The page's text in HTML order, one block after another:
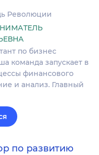
Революции
по бизнес
команда запускает в
финансового
и анализ. Главный
по развитию